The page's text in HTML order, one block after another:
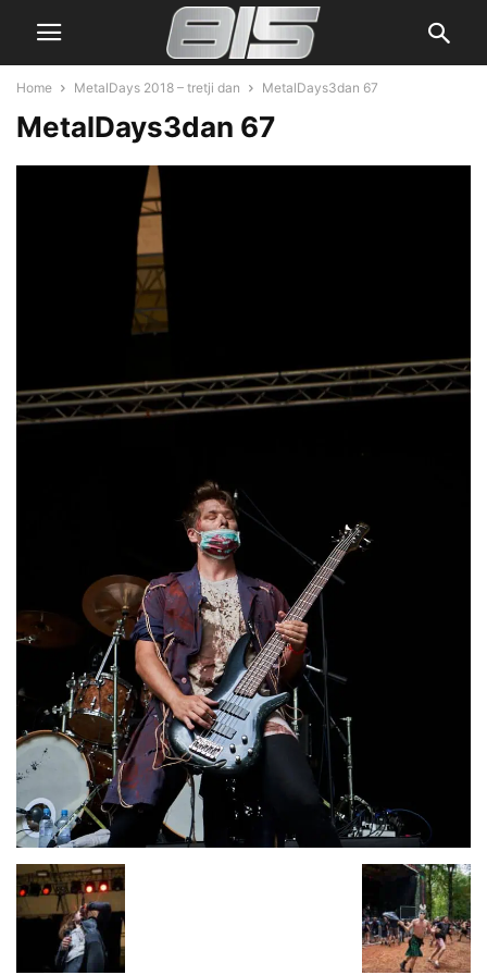
Home MetalDays 2018 – tretji dan MetalDays3dan 67
MetalDays3dan 67